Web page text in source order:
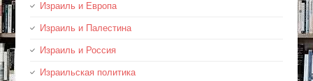
Израиль и Европа
Израиль и Палестина
Израиль и Россия
Израильская политика